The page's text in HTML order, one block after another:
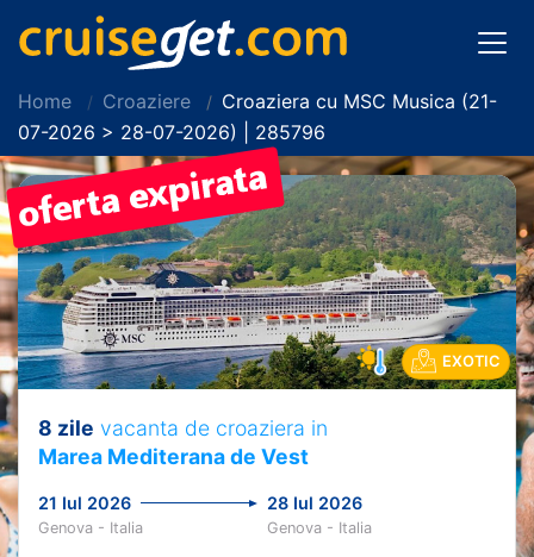
Home Croaziere
Croaziera cu MSC Musica (21-
07-2026 > 28-07-2026) | 285796
EXOTIC
8 zile vacanta de croaziera in
Marea Mediterana de Vest
21 Iul 2026 28 Iul 2026
Genova - Italia Genova - Italia